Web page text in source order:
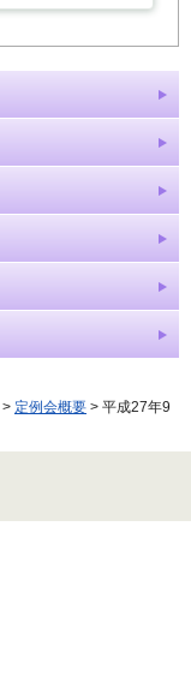
> 定例会概要 > 平成27年9